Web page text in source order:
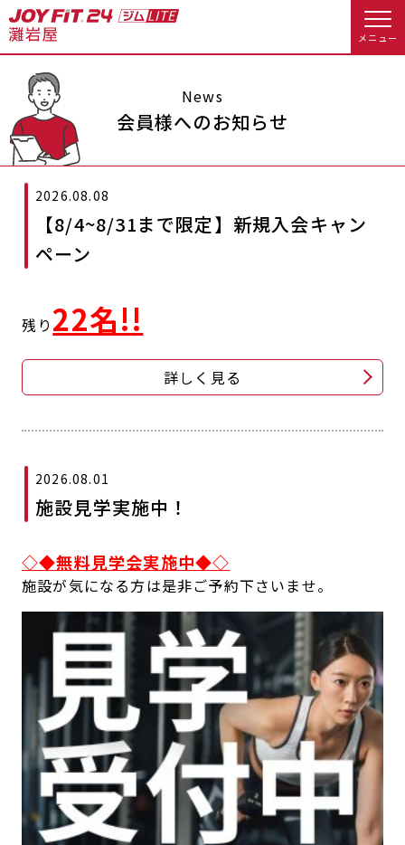
メニュー
店舗トップ
会員の方へトップ
よくあるご質問
入会のお手続きをする
Appで入会手続き料金・サービス等詳しく見る
入会を悩まれている方へトップ
アクセス
見学・体験
よくあるご質問 店舗へのお問い合わせ
JOYFIT+
News
会員様へのお知らせ
2026.08.08
【8/4~8/31まで限定】新規入会キャン
ペーン
残り 22名!!
詳しく見る
2026.08.01
施設見学実施中！
◇◆無料見学会実施中◆◇
施設が気になる方は是非ご予約下さいませ。